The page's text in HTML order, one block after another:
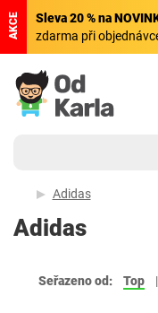
AKCE Sleva 20 % na
zdarma při
Adidas
Adidas
Seřazeno od: Top